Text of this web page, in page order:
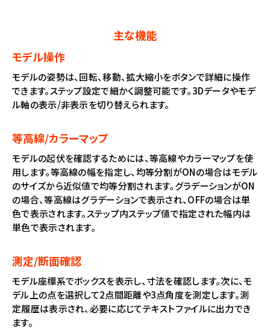
主な機能
モデル操作
モデルの姿勢は、回転、移動、拡大縮小をボタンで詳細に操作
できます。ステップ設定で細かく調整可能です。3Dデータやモデ
ル軸の表示/非表示を切り替えられます。
等高線/カラーマップ
モデルの起伏を確認するためには、等高線やカラーマップを使
用します。等高線の幅を指定し、均等分割がONの場合はモデル
のサイズから近似値で均等分割されます。グラデーションがON
の場合、等高線はグラデーションで表示され、OFFの場合は単
色で表示されます。ステップ内ステップ値で指定された幅内は
単色で表示されます。
測定/断面確認
モデル座標系でボックスを表示し、寸法を確認します。次に、モ
デル上の点を選択して2点間距離や3点角度を測定します。測
定履歴は表示され、必要に応じてテキストファイルに出力でき
ます。